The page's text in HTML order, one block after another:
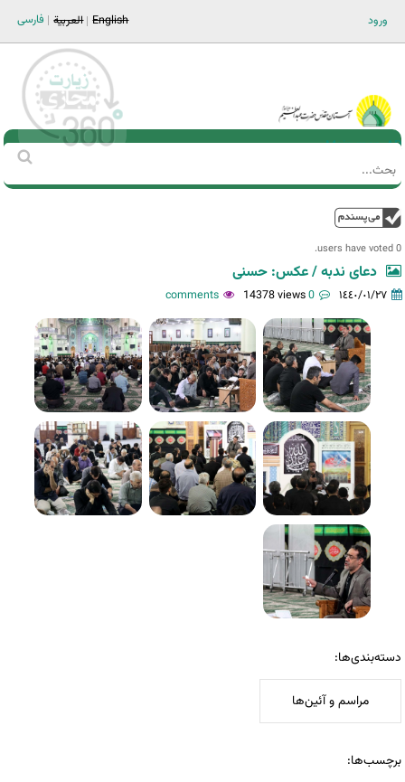
ورود فارسی العربية English
Main men-AR
استمارة
‏
0 users have voted.
دعای ندبه / عکس: حسنی
١٤٤٠/٠١/٢٧ 0 comments
14378 views
دسته‌بندی‌ها:
مراسم و آئین‌ها
برچسب‌ها: